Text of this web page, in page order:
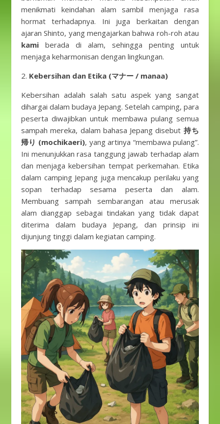
menikmati keindahan alam sambil menjaga rasa
hormat terhadapnya. Ini juga berkaitan dengan
ajaran Shinto, yang mengajarkan bahwa roh-roh atau
kami berada di alam, sehingga penting untuk
menjaga keharmonisan dengan lingkungan.
2. Kebersihan dan Etika (マナー / manaa)
Kebersihan adalah salah satu aspek yang sangat
dihargai dalam budaya Jepang. Setelah camping, para
peserta diwajibkan untuk membawa pulang semua
sampah mereka, dalam bahasa Jepang disebut 持ち
帰り (mochikaeri), yang artinya “membawa pulang”.
Ini menunjukkan rasa tanggung jawab terhadap alam
dan menjaga kebersihan tempat perkemahan. Etika
dalam camping Jepang juga mencakup perilaku yang
sopan terhadap sesama peserta dan alam.
Membuang sampah sembarangan atau merusak
alam dianggap sebagai tindakan yang tidak dapat
diterima dalam budaya Jepang, dan prinsip ini
dijunjung tinggi dalam kegiatan camping.